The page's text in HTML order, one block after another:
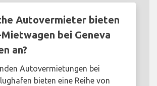
Autovermieter bieten
bei Geneva
an?
Autovermietungen bei
bieten eine Reihe von